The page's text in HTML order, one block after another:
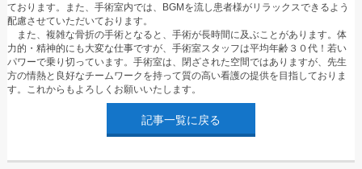
ております。また、手術室内では、BGMを流し患者様がリラックスできるよう
配慮させていただいております。
また、複雑な骨折の手術となると、手術が長時間に及ぶことがあります。体
力的・精神的にも大変な仕事ですが、手術室スタッフは平均年齢３０代！若い
パワーで乗り切っています。手術室は、閉ざされた空間ではありますが、先生
方の情熱と良好なチームワークを持って質の高い看護の提供を目指しておりま
す。これからもよろしくお願いいたします。
記事一覧に戻る